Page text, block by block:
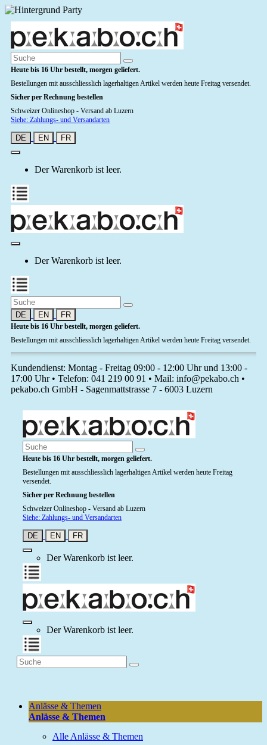
Heute bis 16 Uhr bestellt, morgen geliefert.
Bestellungen mit ausschliesslich lagerhaltigen Artikel werden heute Freitag versendet.
Sicher per Rechnung bestellen
Schweizer Onlineshop - Versand ab Luzern
Siehe: Zahlungs- und Versandarten
DE EN FR
Der Warenkorb ist leer.
Der Warenkorb ist leer.
DE EN FR
Heute bis 16 Uhr bestellt, morgen geliefert.
Bestellungen mit ausschliesslich lagerhaltigen Artikel werden heute Freitag versendet.
Kundendienst: Montag - Freitag 09:00 - 12:00 Uhr und 13:00 -
17:00 Uhr • Telefon: 041 219 00 91 • Mail: info@pekabo.ch •
pekabo.ch GmbH - Sagenmattstrasse 7 - 6003 Luzern
Heute bis 16 Uhr bestellt, morgen geliefert.
Bestellungen mit ausschliesslich lagerhaltigen Artikel werden heute Freitag
versendet.
Sicher per Rechnung bestellen
Schweizer Onlineshop - Versand ab Luzern
Siehe: Zahlungs- und Versandarten
DE EN FR
Der Warenkorb ist leer.
Der Warenkorb ist leer.
Anlässe & Themen
Anlässe & Themen
Alle Anlässe & Themen